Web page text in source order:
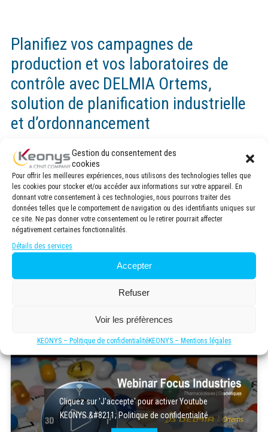
Gestion du consentement des
cookies
Pour offrir les meilleures expériences, nous utilisons des technologies telles que
les cookies pour stocker et/ou accéder aux informations sur votre appareil. En
donnant votre consentement à ces technologies, nous pourrons traiter des
données telles que le comportement de navigation ou des identifiants uniques sur
ce site. Ne pas donner votre consentement ou le retirer pourrait affecter
négativement certaines fonctionnalités.
Détails des services
Accepter
Refuser
Voir les préfèrences
KEONYS – Politique de confidentialitéKEONYS – Mentions légales
Planifiez vos campagnes de
production et vos laboratoires de
contrôle avec DELMIA Ortems,
solution de planification industrielle
et d’ordonnancement
Découvrez notre webinaire dedié aux solutions de
planification qui s’adaptent aux contraintes de production et
de conditionnement des différents métiers (principes actifs,
formes sèches, liquides, pâteuses…) et à l’activité de contrôle
qualité :
• Optimisation des campagnes de production et
conditionnement.
• Réduction des temps d’installation et de nettoyage grâce à
l’ordonnancement optimal des lots.
• Optimisation de l’ordonnancement du conditionnement et de
la maintenance afin de limiter les perturbations.
perturbations imprévues.
• Adaptateurs certifiés SAP.
Cliquez sur 'J'accepte' pour activer Youtube
KEONYS &#8211; Politique de confidentialité